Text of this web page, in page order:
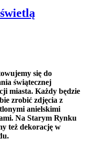
się do
świątecznej
miasta. Każdy będzie
zrobić zdjęcia z
anielskimi
Na Starym Rynku
też dekorację w